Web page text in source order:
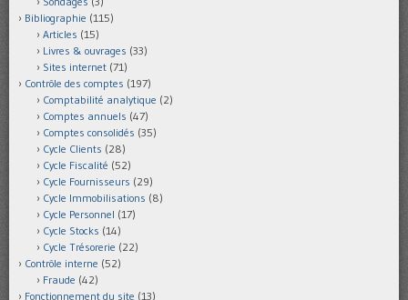
Bibliographie (115)
Articles (15)
Livres & ouvrages (33)
Sites internet (71)
Contrôle des comptes (197)
Comptabilité analytique (2)
Comptes annuels (47)
Comptes consolidés (35)
Cycle Clients (28)
Cycle Fiscalité (52)
Cycle Fournisseurs (29)
Cycle Immobilisations (8)
Cycle Personnel (17)
Cycle Stocks (14)
Cycle Trésorerie (22)
Contrôle interne (52)
Fraude (42)
Fonctionnement du site (13)